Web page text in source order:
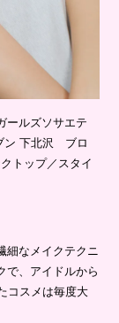
ールズソサエテ
ン 下北沢 ブロ
トップ／スタイ
細なメイクテクニ
で、アイドルから
コスメは毎度大